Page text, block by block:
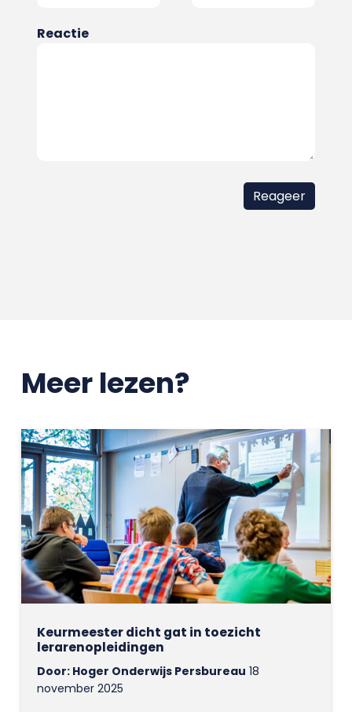
Reactie
Meer lezen?
Keurmeester dicht gat in toezicht
lerarenopleidingen
Door: Hoger Onderwijs Persbureau 18
november 2025